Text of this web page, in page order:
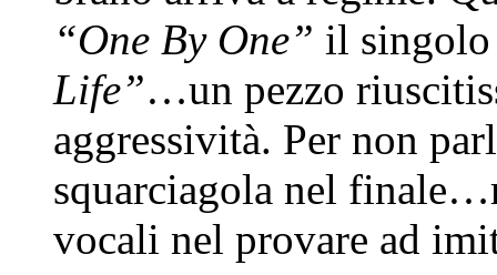
“One By One” il
Life”…un pezzo
aggressività. Per non
squarciagola nel
vocali nel provare ad